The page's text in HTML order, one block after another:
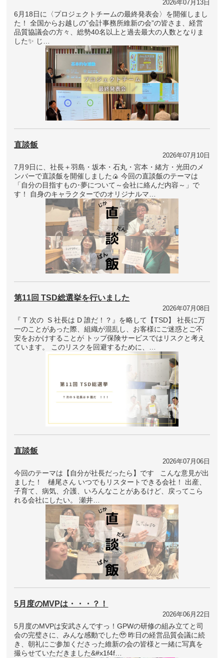
2026年07月13日
6月18日に〈プロジェクトチームの最終発表会〉を開催しまし
た！ 全国からお越しの”会計事務所維新の会”の皆さま、経営
品質協議会の方々、総勢40名以上と過去最大の人数となりま
した✨ じ…
直談飯
2026年07月10日
7月9日に、社長＋羽島・坂本・石丸・宮本・緒方・光田のメ
ンバーで直談飯を開催しました🍙 今回の直談飯のテーマは
「自分の目指すもの･夢について～会社に絡んだ内容～」で
す！ 自身のキャラクターでのオリジナルマ…
第11回 TSD総選挙を行いました
2026年07月08日
『 T 次の S 社長は D 誰だ！？』を略して【TSD】 社長に万
一のことがあった際、組織が混乱し、お客様にご迷惑とご不
安をおかけすることが トップ保険サービスではリスクと考え
ています。 このリスクを回避するために、…
直談飯
2026年07月06日
今回のテーマは【自分が社長だったら】です こんな意見が出
ました！ 樋尾さん いつでもリスタートできる会社！ 出産、
子育て、病気、介護、いろんなことがあるけど、戻ってこら
れる会社にしたい。 瀬井…
5月度のMVPは・・・？！
2026年06月22日
5月度のMVPは安武さんですっ！GPWの研修の組み立てと司
会の完璧さに、みんな感動でした🥹 昨日の経営品質会議に続
き、朝礼にご参加くださった維新の会の皆様と一緒に写真を
撮らせていただきました&#x1f4f…